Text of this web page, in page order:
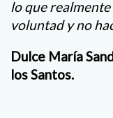
lo que
voluntad y no
Dulce María
los Santos.